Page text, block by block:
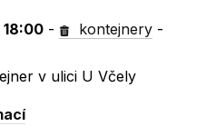
18:00 - kontejnery -
v ulici U Včely